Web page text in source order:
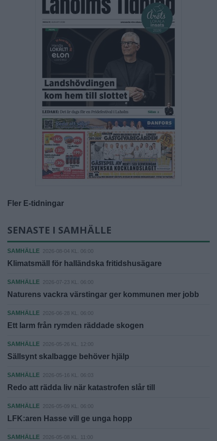
Fler E-tidningar
SENASTE I SAMHÄLLE
SAMHÄLLE 2026-08-04 KL. 06:00
Klimatsmäll för halländska fritidshusägare
SAMHÄLLE 2026-07-23 KL. 06:00
Naturens vackra värstingar ger kommunen mer jobb
SAMHÄLLE 2026-06-28 KL. 06:00
Ett larm från rymden räddade skogen
SAMHÄLLE 2026-05-26 KL. 12:00
Sällsynt skalbagge behöver hjälp
SAMHÄLLE 2026-05-16 KL. 06:03
Redo att rädda liv när katastrofen slår till
SAMHÄLLE 2026-05-09 KL. 06:00
LFK:aren Hasse vill ge unga hopp
SAMHÄLLE 2026-05-08 KL. 11:00